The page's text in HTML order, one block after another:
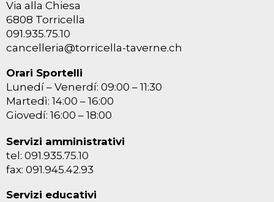
Via alla Chiesa
6808 Torricella
091.935.75.10
cancelleria@torricella-taverne.ch
Orari Sportelli
Lunedí – Venerdí: 09:00 – 11:30
Martedì: 14:00 – 16:00
Giovedí: 16:00 – 18:00
Servizi amministrativi
tel: 091.935.75.10
fax: 091.945.42.93
Servizi educativi